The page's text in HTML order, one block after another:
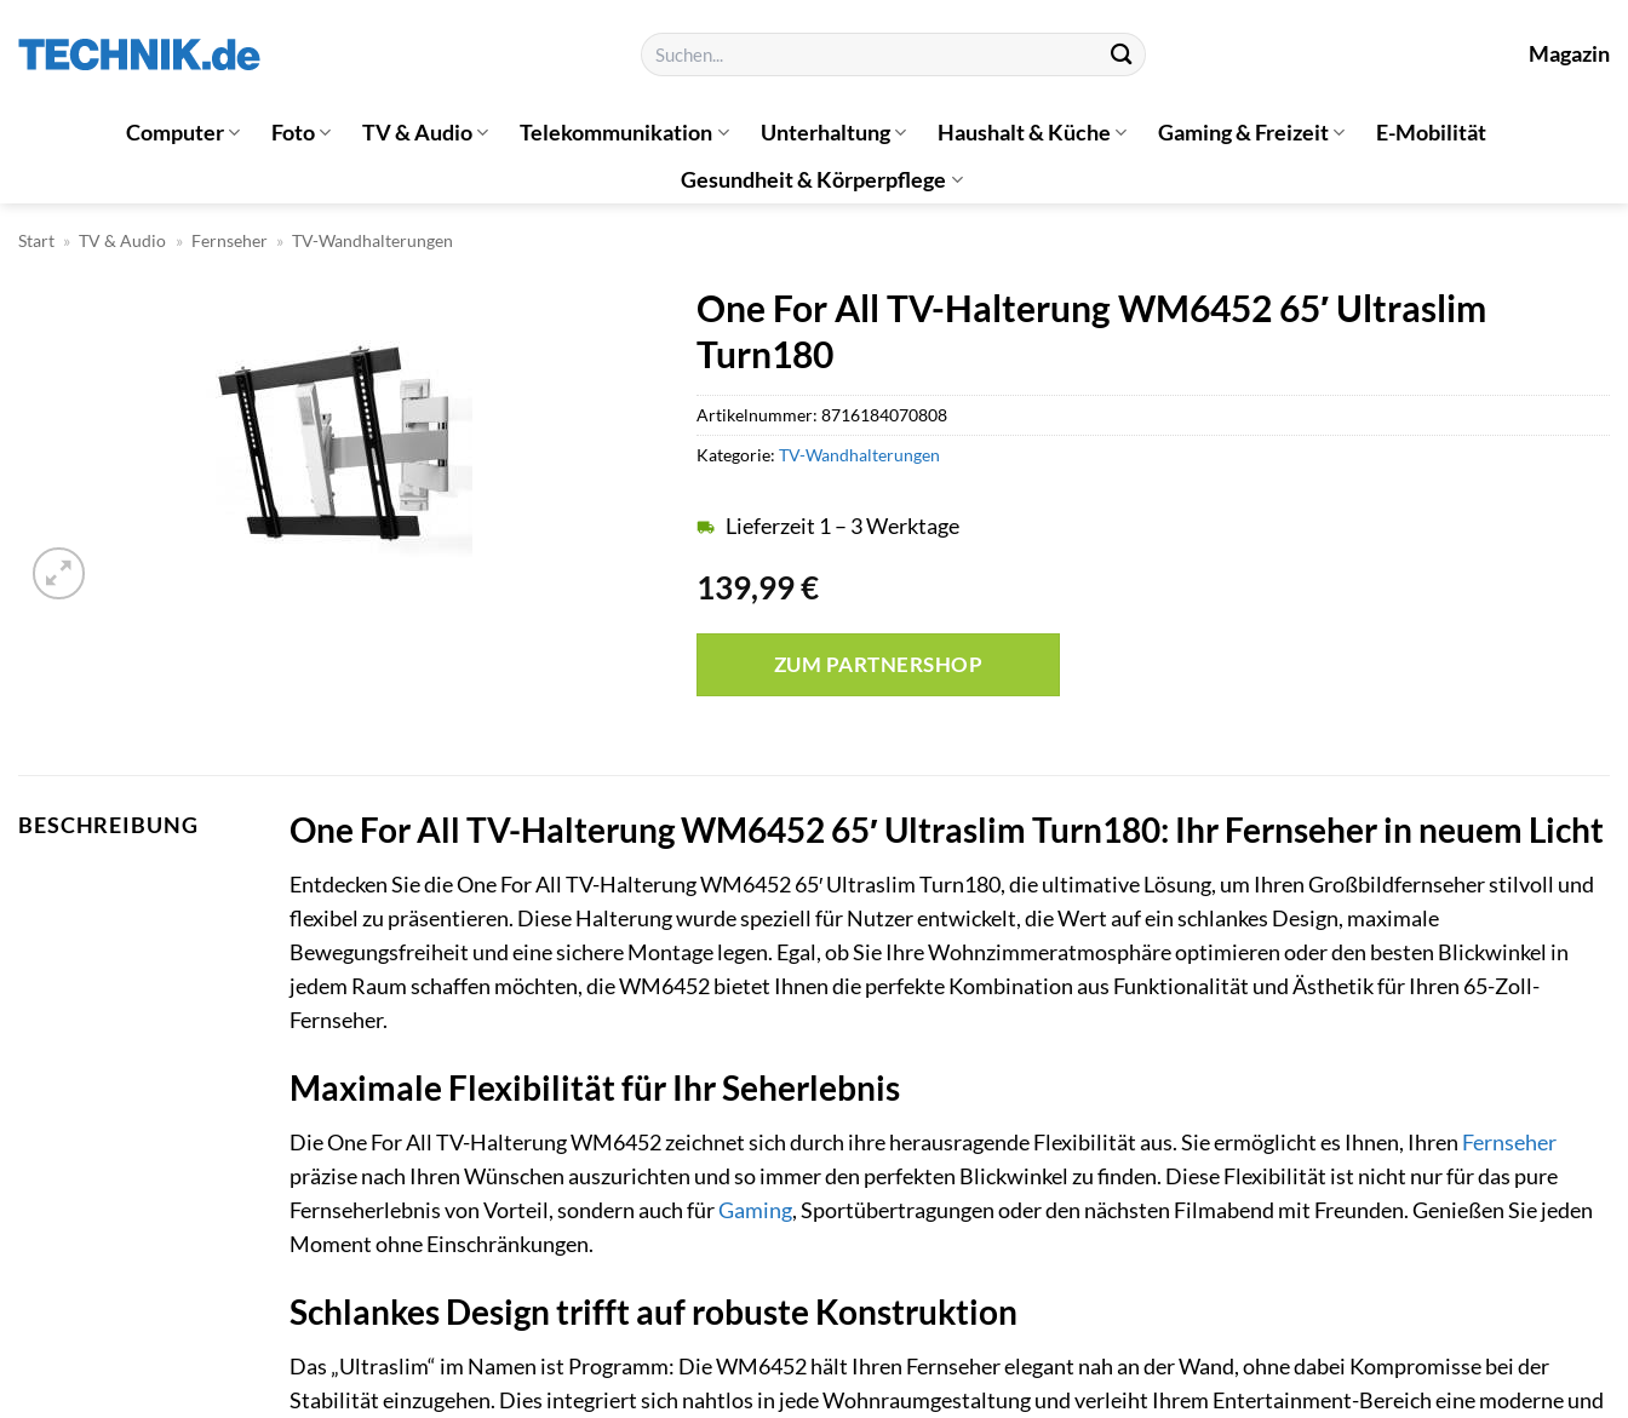
Inhalt
Suchen
nach:
Magazin
Computer Foto TV & Audio Telekommunikation Unterhaltung Haushalt & Küche Gaming & Freizeit
E-Mobilität
Gesundheit & Körperpflege
Start » TV & Audio » Fernseher » TV-Wandhalterungen
One For All TV-Halterung WM6452 65′ Ultraslim
Turn180
139,99€
Lieferzeit 1 – 3 Werktage
ZUM PARTNERSHOP
Artikelnummer: 8716184070808
Kategorie: TV-Wandhalterungen
BESCHREIBUNG One For All TV-Halterung WM6452 65′ Ultraslim Turn180: Ihr Fernseher in neuem Licht
Entdecken Sie die One For All TV-Halterung WM6452 65′ Ultraslim Turn180, die ultimative Lösung, um Ihren Großbildfernseher stilvoll und
flexibel zu präsentieren. Diese Halterung wurde speziell für Nutzer entwickelt, die Wert auf ein schlankes Design, maximale
Bewegungsfreiheit und eine sichere Montage legen. Egal, ob Sie Ihre Wohnzimmeratmosphäre optimieren oder den besten Blickwinkel in
jedem Raum schaffen möchten, die WM6452 bietet Ihnen die perfekte Kombination aus Funktionalität und Ästhetik für Ihren 65-Zoll-
Fernseher.
Maximale Flexibilität für Ihr Seherlebnis
Die One For All TV-Halterung WM6452 zeichnet sich durch ihre herausragende Flexibilität aus. Sie ermöglicht es Ihnen, Ihren Fernseher
präzise nach Ihren Wünschen auszurichten und so immer den perfekten Blickwinkel zu finden. Diese Flexibilität ist nicht nur für das pure
Fernseherlebnis von Vorteil, sondern auch fürGaming, Sportübertragungen oder den nächsten Filmabend mit Freunden. Genießen Sie jeden
Moment ohne Einschränkungen.
Schlankes Design trifft auf robuste Konstruktion
Das „Ultraslim“ im Namen ist Programm: Die WM6452 hält Ihren Fernseher elegant nah an der Wand, ohne dabei Kompromisse bei der
Stabilität einzugehen. Dies integriert sich nahtlos in jede Wohnraumgestaltung und verleiht Ihrem Entertainment-Bereich eine moderne und